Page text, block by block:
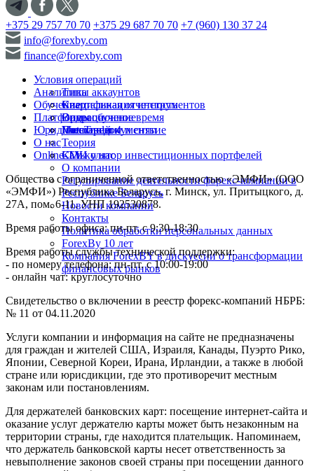
+375 29 757 70 70 +375 29 687 70 70 +7 (960) 130 37 24
info@forexby.com
finance@forexby.com
Условия операций
Типы аккаунтов
Спецификация инструментов
Операционное время
Пополнение и снятие
Аналитика
Квартальная отчетность
Обучение
Видеообучение
Глоссарий
Теория
Калькулятор инвестиционных портфелей
Платформы
MetaTrader 4
Юридические документы
О нас
СМИ о нас
О компании
Регулирование деятельности форекс-компании в
Республике Беларусь
Новости компании
Контакты
Политика обработки персональных данных
ForexBy 10 лет
Компания ForexBY в дискуссии о трансформации
финансовых рынков
Online-TV
Общество с ограниченной ответственностью «ЭМФИ» (ООО
«ЭМФИ») Республика Беларусь, г. Минск, ул. Притыцкого, д.
27А, пом. 6-11. УНП 192530878.
Время работы офиса: пн-пт. с 9:30-18:30
Время работы службы технической поддержки:
- по номеру телефона: пн-пт. с 10:00-19:00
- онлайн чат: круглосуточно
Свидетельство о включении в реестр форекс-компаний НБРБ:
№ 11 от 04.11.2020
Услуги компании и информация на сайте не предназначены
для граждан и жителей США, Израиля, Канады, Пуэрто Рико,
Японии, Северной Кореи, Ирана, Ирландии, а также в любой
стране или юрисдикции, где это противоречит местным
законам или постановлениям.
Для держателей банковских карт: посещение интернет-сайта и
оказание услуг держателю карты может быть незаконным на
территории страны, где находится плательщик. Напоминаем,
что держатель банковской карты несет ответственность за
невыполнение законов своей страны при посещении данного